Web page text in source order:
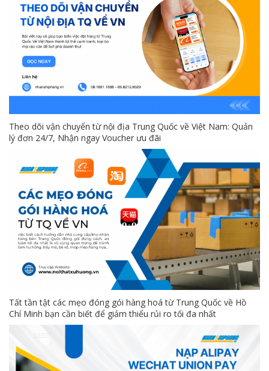
Theo dõi vận chuyển từ nội địa Trung Quốc về Việt Nam: Quản
lý đơn 24/7, Nhận ngay Voucher ưu đãi
Tất tần tật các mẹo đóng gói hàng hoá từ Trung Quốc về Hồ
Chí Minh bạn cần biết để giảm thiểu rủi ro tối đa nhất